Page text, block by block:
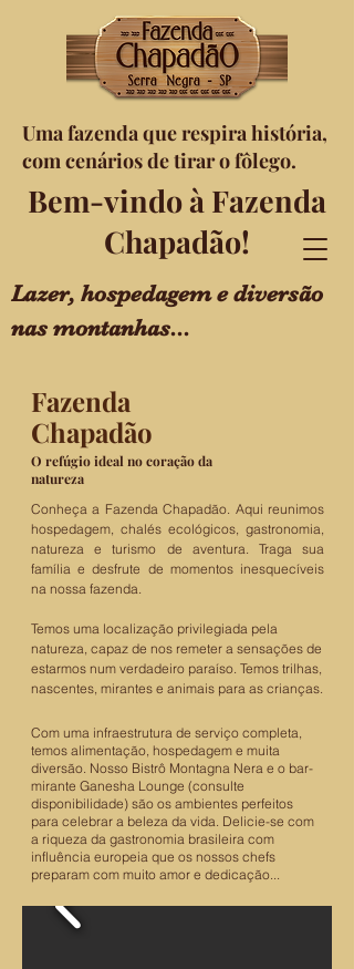
Uma fazenda que respira história,
com cenários de tirar o fôlego.
Bem-vindo à Fazenda
Chapadão!
Lazer, hospedagem e diversão
nas montanhas...
Fazenda
Chapadão
O refúgio ideal no coração da
natureza
Conheça a Fazenda Chapadão. Aqui reunimos
hospedagem, chalés ecológicos, gastronomia,
natureza e turismo de aventura. Traga sua
família e desfrute de momentos inesquecíveis
na nossa fazenda.
Temos uma localização privilegiada pela
natureza, capaz de nos remeter a sensações de
estarmos num verdadeiro paraíso. Temos trilhas,
nascentes, mirantes e animais para as crianças.
Com uma infraestrutura de serviço completa,
temos alimentação, hospedagem e muita
diversão. Nosso Bistrô Montagna Nera e o bar-
mirante Ganesha Lounge (consulte
disponibilidade) são os ambientes perfeitos
para celebrar a beleza da vida. Delicie-se com
a riqueza da gastronomia brasileira com
influência europeia que os nossos chefs
preparam com muito amor e dedicação...